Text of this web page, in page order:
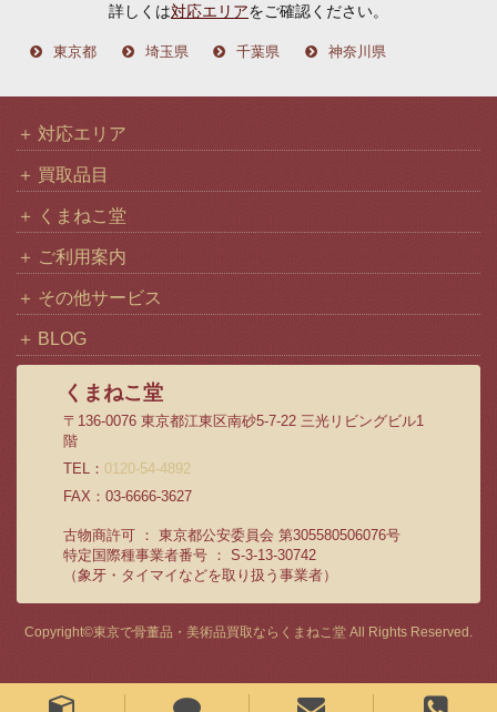
詳しくは対応エリアをご確認ください。
東京都 埼玉県 千葉県 神奈川県
対応エリア
買取品目
くまねこ堂
ご利用案内
その他サービス
BLOG
くまねこ堂
〒136-0076 東京都江東区南砂5-7-22 三光リビングビル1
階
TEL： 0120-54-4892
FAX：03-6666-3627
古物商許可 ： 東京都公安委員会 第305580506076号
特定国際種事業者番号 ： S-3-13-30742
（象牙・タイマイなどを取り扱う事業者）
Copyright©東京で骨董品・美術品買取ならくまねこ堂 All Rights Reserved.